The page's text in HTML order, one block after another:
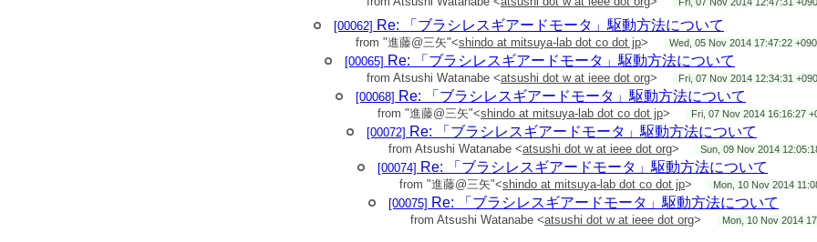
> モータの（電気的）回転角度をエンコーダで決めているので、（電気的）1回転
> で***以上のパルスカウント（４逓倍時）を有することが必要です。」とでも書
> いておく方が良いように思います。
> また、サイクルタイムが上記で合っていれば、
> ●「DCブラシレス（ACサーボ）でYP-SPURを用いる場合、現在のYP-SPURのバー
> ジョンでは速度制御のサイクルが、モータの回転制御に合わせて1msとなってい
> るので、速度の制御は1msの間のパルス数の精度しか出せませんのでご注意くだ
> とでも書いておく方が良い気がします。（これが合っていればですが。）
> とりあえず、気がついたところまで。三矢というのがどういう会社かというのが
> 気になって、少し深入りしてしまいました。
> (2014/11/04 20:04), Atsushi Watanabe wrote:
[00062] Re: 「ブラシレスギアードモータ」駆動方法について
from "進藤@三矢"<shindo at mitsuya-lab dot co dot jp> Wed, 05 Nov 2014 17:47:22
[00065] Re: 「ブラシレスギアードモータ」駆動方法について
from Atsushi Watanabe <atsushi dot w at ieee dot org> Fri, 07 Nov 2014 12:34:31
[00068] Re: 「ブラシレスギアードモータ」駆動方法について
from "進藤@三矢"<shindo at mitsuya-lab dot co dot jp> Fri, 07 Nov 2014 16:16:27
[00072] Re: 「ブラシレスギアードモータ」駆動方法について
from Atsushi Watanabe <atsushi dot w at ieee dot org> Sun, 09 Nov 2014
[00074] Re: 「ブラシレスギアードモータ」駆動方法について
from "進藤@三矢"<shindo at mitsuya-lab dot co dot jp> Mon, 10 Nov 2014
[00075] Re: 「ブラシレスギアードモータ」駆動方法について
from Atsushi Watanabe <atsushi dot w at ieee dot org> Mon, 10 Nov 2014